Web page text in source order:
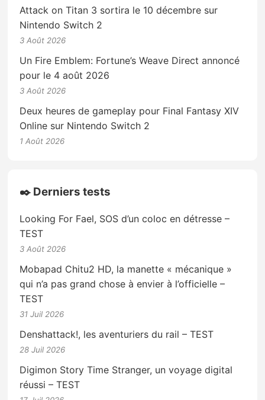
Attack on Titan 3 sortira le 10 décembre sur
Nintendo Switch 2
3 Août 2026
Un Fire Emblem: Fortune’s Weave Direct annoncé
pour le 4 août 2026
3 Août 2026
Deux heures de gameplay pour Final Fantasy XIV
Online sur Nintendo Switch 2
1 Août 2026
✒️ Derniers tests
Looking For Fael, SOS d’un coloc en détresse –
TEST
3 Août 2026
Mobapad Chitu2 HD, la manette « mécanique »
qui n’a pas grand chose à envier à l’officielle –
TEST
31 Juil 2026
Denshattack!, les aventuriers du rail – TEST
28 Juil 2026
Digimon Story Time Stranger, un voyage digital
réussi – TEST